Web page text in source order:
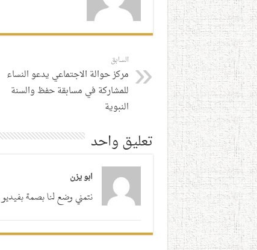
السابق
مركز حوالة الاجتماعي يدعو النساء
للمشاركة في مسابقة حفظ والسنة
النبوية
تعليق واحد
ابو يزن
نتمني وضع لنا بصمة